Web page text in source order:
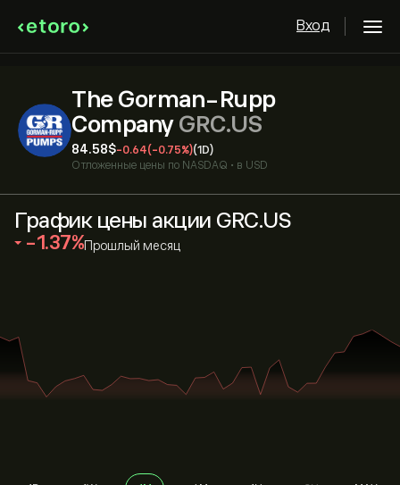
Вход
The Gorman-Rupp
Company GRC.US
84.58‎$‎-0.64(-0.75%)(1D)
Отложенные цены по NASDAQ • в USD
График цены акции GRC.US
‎-1.37‎ Прошлый месяц